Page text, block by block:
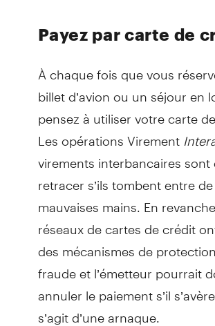
Payez par carte de
À chaque fois que vous
billet d’avion ou un séjour en
pensez à utiliser votre carte
Les opérations Virement
virements interbancaires sont
retracer s’ils tombent entre de
mauvaises mains. En
réseaux de cartes de crédit
des mécanismes de
fraude et l’émetteur pourrait
annuler le paiement s’il
s’agit d’une arnaque.